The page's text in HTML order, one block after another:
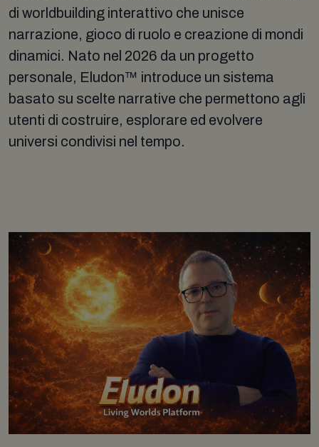
di worldbuilding interattivo che unisce
narrazione, gioco di ruolo e creazione di mondi
dinamici. Nato nel 2026 da un progetto
personale, Eludon™ introduce un sistema
basato su scelte narrative che permettono agli
utenti di costruire, esplorare ed evolvere
universi condivisi nel tempo.